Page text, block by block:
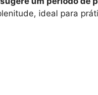
ideal para